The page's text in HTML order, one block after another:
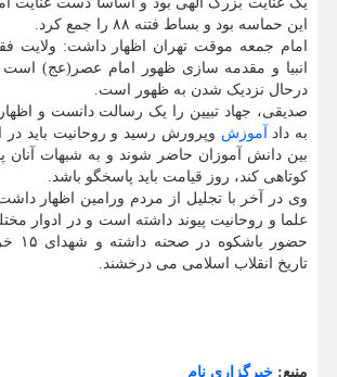
این حماسه بود و بساط فتنه ۸۸ را جمع کرد.
امام جمعه موقت تهران اظهار داشت: ولایت
انبیا و مقدمه سازی ظهور امام عصر(عج)
درحال نزدیک شدن به ظهور است.
صدیقی، جهاد تبیین را یک رسالت دانست و
به داد آموزش وپرورش رسید و روحانیت باید در
بین دانش آموزان حاضر شوند و به شبهات
کوتاهی کند، روز قیامت باید پاسخگو باشد.
وی در آخر با تجلیل از مردم ورامین اظهار
علما و روحانیت پیوند داشته است و در ادوار
تاریخ انقلاب اسلامی می درخشند.
منبع: خبرگزاری نام